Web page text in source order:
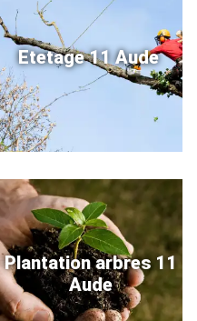
Etetage 11 Aude
Plantation arbres 11
Aude